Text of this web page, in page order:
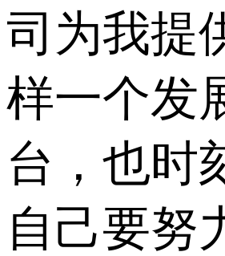
司为我提
样一个发
台，也时
自己要努